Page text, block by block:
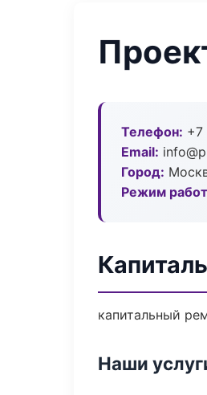
Телефон: +7
Email:
Город:
Режим
капитальный
Наши